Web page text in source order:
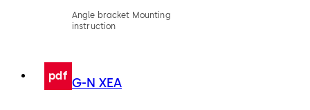
Angle bracket Mounting
instruction
pdf G-N XEA